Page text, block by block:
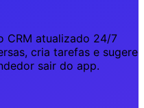
CRM atualizado 24/7
cria tarefas e sugere
sair do app.